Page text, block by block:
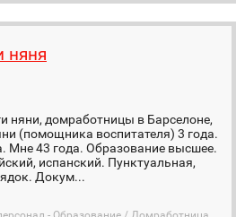
няня
няни, домработницы в Барселоне,
(помощника воспитателя) 3 года.
Мне 43 года. Образование высшее.
испанский. Пунктуальная,
Докум...